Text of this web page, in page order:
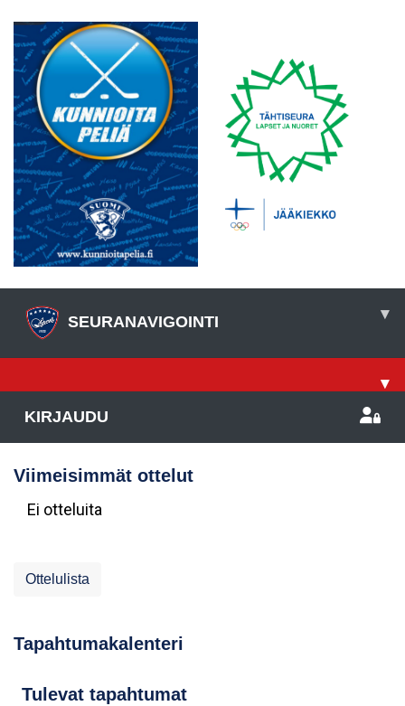
SEURANAVIGOINTI ▾
▾
KIRJAUDU
Viimeisimmät ottelut
Ei otteluita
Ottelulista
Tapahtumakalenteri
Tulevat tapahtumat